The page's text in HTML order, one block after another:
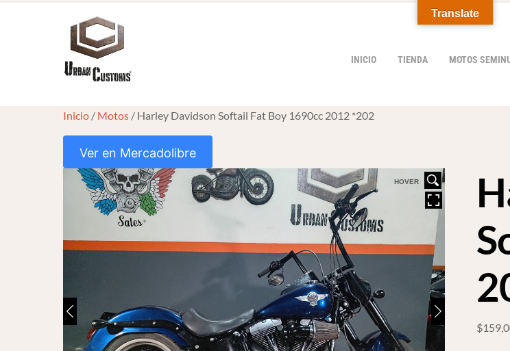
INICIO TIENDA MOTOS
Inicio / Motos / Harley Davidson Softail Fat Boy 1690cc 2012 *202
Ver en Mercadolibre
HOVER
$
Translate